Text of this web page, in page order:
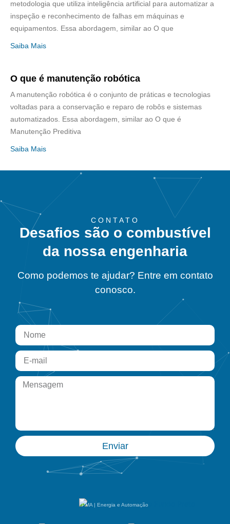
metodologia que utiliza inteligência artificial para automatizar a
inspeção e reconhecimento de falhas em máquinas e
equipamentos. Essa abordagem, similar ao O que
Saiba Mais
O que é manutenção robótica
A manutenção robótica é o conjunto de práticas e tecnologias
voltadas para a conservação e reparo de robôs e sistemas
automatizados. Essa abordagem, similar ao O que é
Manutenção Preditiva
Saiba Mais
CONTATO
Desafios são o combustível
da nossa engenharia
Como podemos te ajudar? Entre em contato
conosco.
Enviar
PMA | Energia e Automação